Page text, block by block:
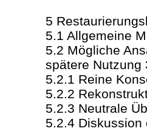
5
5.1 Allgemeine
5.2 Mögliche
spätere Nutzung
5.2.1 Reine
5.2.2
5.2.3 Neutrale
5.2.4